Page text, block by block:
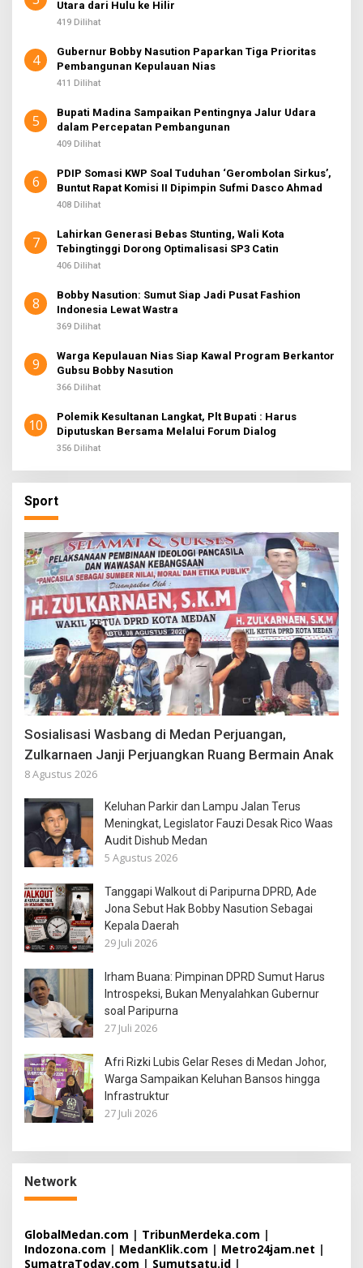
Utara dari Hulu ke Hilir
419 Dilihat
4
Gubernur Bobby Nasution Paparkan Tiga Prioritas
Pembangunan Kepulauan Nias
411 Dilihat
5
Bupati Madina Sampaikan Pentingnya Jalur Udara
dalam Percepatan Pembangunan
409 Dilihat
6
PDIP Somasi KWP Soal Tuduhan ‘Gerombolan Sirkus’,
Buntut Rapat Komisi II Dipimpin Sufmi Dasco Ahmad
408 Dilihat
7
Lahirkan Generasi Bebas Stunting, Wali Kota
Tebingtinggi Dorong Optimalisasi SP3 Catin
406 Dilihat
8
Bobby Nasution: Sumut Siap Jadi Pusat Fashion
Indonesia Lewat Wastra
369 Dilihat
9
Warga Kepulauan Nias Siap Kawal Program Berkantor
Gubsu Bobby Nasution
366 Dilihat
10
Polemik Kesultanan Langkat, Plt Bupati : Harus
Diputuskan Bersama Melalui Forum Dialog
356 Dilihat
Sport
Sosialisasi Wasbang di Medan Perjuangan,
Zulkarnaen Janji Perjuangkan Ruang Bermain Anak
8 Agustus 2026
Keluhan Parkir dan Lampu Jalan Terus
Meningkat, Legislator Fauzi Desak Rico Waas
Audit Dishub Medan
5 Agustus 2026
Tanggapi Walkout di Paripurna DPRD, Ade
Jona Sebut Hak Bobby Nasution Sebagai
Kepala Daerah
29 Juli 2026
Irham Buana: Pimpinan DPRD Sumut Harus
Introspeksi, Bukan Menyalahkan Gubernur
soal Paripurna
27 Juli 2026
Afri Rizki Lubis Gelar Reses di Medan Johor,
Warga Sampaikan Keluhan Bansos hingga
Infrastruktur
27 Juli 2026
Network
GlobalMedan.com | TribunMerdeka.com |
Indozona.com | MedanKlik.com | Metro24jam.net |
SumatraToday.com | Sumutsatu.id |